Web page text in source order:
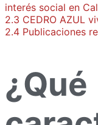
interés social en
2.3 CEDRO AZUL
2.4 Publicaciones
¿Qué